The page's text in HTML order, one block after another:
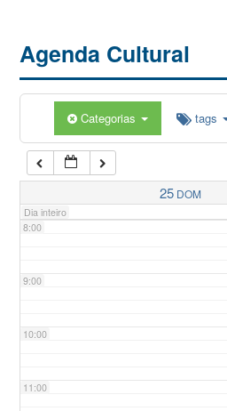
Agenda Cultural
Categorias tags
25 DOM
Dia inteiro
5:00
7:00
8:00
9:00
10:00
11:00